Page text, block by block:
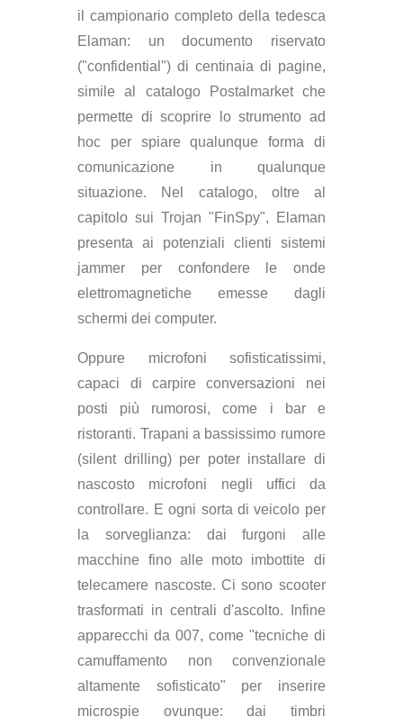
il campionario completo della tedesca
Elaman: un documento riservato
("confidential") di centinaia di pagine,
simile al catalogo Postalmarket che
permette di scoprire lo strumento ad
hoc per spiare qualunque forma di
comunicazione in qualunque
situazione. Nel catalogo, oltre al
capitolo sui Trojan "FinSpy", Elaman
presenta ai potenziali clienti sistemi
jammer per confondere le onde
elettromagnetiche emesse dagli
schermi dei computer.
Oppure microfoni sofisticatissimi,
capaci di carpire conversazioni nei
posti più rumorosi, come i bar e
ristoranti. Trapani a bassissimo rumore
(silent drilling) per poter installare di
nascosto microfoni negli uffici da
controllare. E ogni sorta di veicolo per
la sorveglianza: dai furgoni alle
macchine fino alle moto imbottite di
telecamere nascoste. Ci sono scooter
trasformati in centrali d'ascolto. Infine
apparecchi da 007, come "tecniche di
camuffamento non convenzionale
altamente sofisticato" per inserire
microspie ovunque: dai timbri